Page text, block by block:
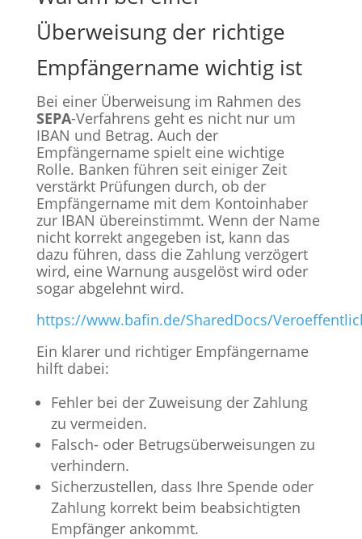
Überweisung der richtige
Empfängername wichtig ist
Bei einer Überweisung im Rahmen des
SEPA-Verfahrens geht es nicht nur um
IBAN und Betrag. Auch der
Empfängername spielt eine wichtige
Rolle. Banken führen seit einiger Zeit
verstärkt Prüfungen durch, ob der
Empfängername mit dem Kontoinhaber
zur IBAN übereinstimmt. Wenn der Name
nicht korrekt angegeben ist, kann das
dazu führen, dass die Zahlung verzögert
wird, eine Warnung ausgelöst wird oder
sogar abgelehnt wird.
https://www.bafin.de/SharedDocs/
Ein klarer und richtiger Empfängername
hilft dabei:
Fehler bei der Zuweisung der Zahlung
zu vermeiden.
Falsch- oder Betrugsüberweisungen zu
verhindern.
Sicherzustellen, dass Ihre Spende oder
Zahlung korrekt beim beabsichtigten
Empfänger ankommt.